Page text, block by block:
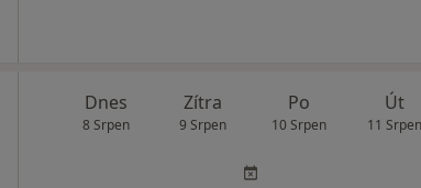
Dnes
8 Srpen
Zítra
9 Srpen
Po
10 Srpen
Út
11 Srpen